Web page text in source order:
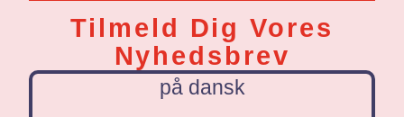
NL
Tilmeld Dig Vores
Nyhedsbrev
på dansk